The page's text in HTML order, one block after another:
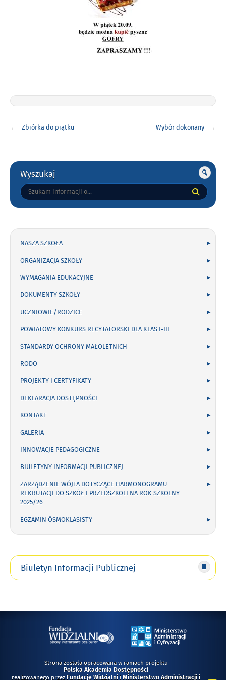
wpisu
Zbiórka do piątku Wybór dokonany
Gorne
Wyszukaj
Tutaj
wpisz
NASZA SZKOŁA
ORGANIZACJA SZKOŁY
WYMAGANIA EDUKACYJNE
DOKUMENTY SZKOŁY
UCZNIOWIE/RODZICE
POWIATOWY KONKURS RECYTATORSKI DLA KLAS I-III
STANDARDY OCHRONY MAŁOLETNICH
RODO
PROJEKTY I CERTYFIKATY
DEKLARACJA DOSTĘPNOŚCI
KONTAKT
GALERIA
INNOWACJE PEDAGOGICZNE
BIULETYNY INFORMACJI PUBLICZNEJ
ZARZĄDZENIE WÓJTA DOTYCZĄCE HARMONOGRAMU
REKRUTACJI DO SZKÓŁ I PRZEDSZKOLI NA ROK SZKOLNY
2025/26
EGZAMIN ÓSMOKLASISTY
Biuletyn Informacji Publicznej
Strona została opracowana w ramach projektu
Polska Akademia Dostępności
realizowanego przezFundację Widzialni iMinisterstwo Administracji i